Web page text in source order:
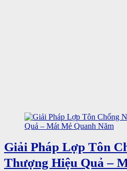
Giải Pháp Lợp Tôn
Thượng Hiệu Quả –